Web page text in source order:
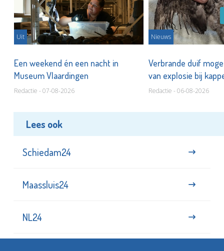
Uit
Een weekend én een nacht in
Museum Vlaardingen
Redactie - 07-08-2026
Nieuws
Verbrande duif
van explosie bij
Redactie - 06-08-2026
Lees ook
Schiedam24
Maassluis24
NL24